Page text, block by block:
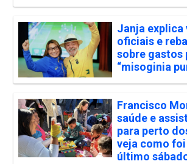
Janja explica
oficiais e
sobre gastos
“misoginia
Francisco
saúde e
para perto
veja como
último